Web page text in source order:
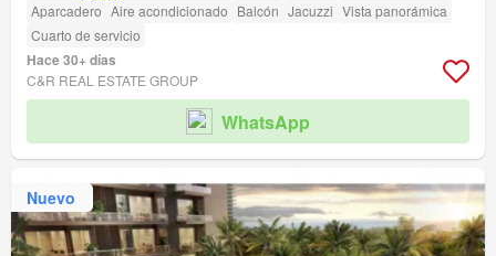
Aparcadero Aire acondicionado Balcón Jacuzzi Vista panorámica
Cuarto de servicio
Hace 30+ días
C&R REAL ESTATE GROUP
WhatsApp
Nuevo